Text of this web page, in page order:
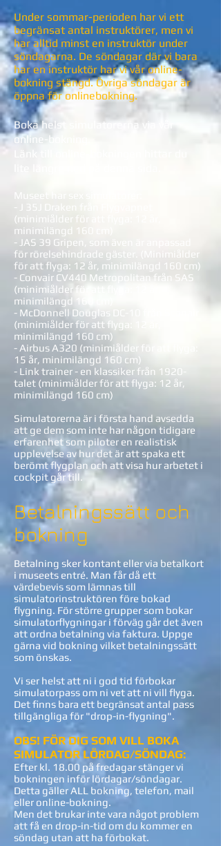
Under sommar-perioden har vi ett
begränsat antal instruktörer, men vi
har alltid minst en instruktör under
söndagarna. De söndagar där vi bara
har en instruktör har vi vår online-
bokning stängd. Övriga söndagar är
öppna för onlinebokning.
Boka helst simulatorerna via vår
online-bokning.
Museet har sex simulatorer:
- J 35J Draken från Flygvapnet
(minimiålder för att flyga: 12 år,
minimilängd 160 cm)
- JAS 39 Gripen, som även är anpassad
för rörelsehindrade gäster. (Minimiålder
för att flyga: 12 år, minimilängd 160 cm)
- Convair CV440 Metropolitan från SAS
(minimiålder för att flyga: 12 år,
minimilängd 160 cm)
- McDonnell Douglas DC-10 från Scanair
(minimiålder för att flyga: 12 år,
minimilängd 160 cm)
- Airbus A320 (minimiålder för att flyga:
15 år, minimilängd 160 cm)
- Link trainer - en klassiker från 1920-
talet (minimiålder för att flyga: 12 år,
minimilängd 160 cm)
Simulatorerna är i första hand avsedda
att ge dem som inte har någon tidigare
erfarenhet som piloter en realistisk
upplevelse av hur det är att spaka ett
berömt flygplan och att visa hur arbetet i
cockpit går till.
Betalningssätt och
bokning
Betalning sker kontant eller via betalkort
i museets entré. Man får då ett
värdebevis som lämnas till
simulatorinstruktören före bokad
flygning. För större grupper som bokar
simulatorflygningar i förväg går det även
att ordna betalning via faktura. Uppge
gärna vid bokning vilket betalningssätt
som önskas.
Vi ser helst att ni i god tid förbokar
simulatorpass om ni vet att ni vill flyga.
Det finns bara ett begränsat antal pass
tillgängliga för "drop-in-flygning".
OBS! FÖR DIG SOM VILL BOKA
SIMULATOR LÖRDAG/SÖNDAG:
Efter kl. 18.00 på fredagar stänger vi
bokningen inför lördagar/söndagar.
Detta gäller ALL bokning, telefon, mail
eller online-bokning.
Men det brukar inte vara något problem
att få en drop-in-tid om du kommer en
söndag utan att ha förbokat.